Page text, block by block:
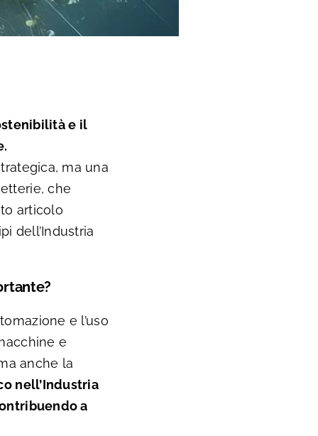
e il
ma una
che
articolo
dell’Industria
e l’uso
e
anche la
nell’Industria
a